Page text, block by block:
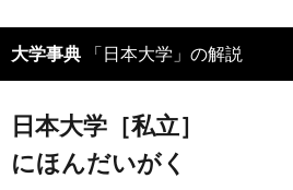
大学事典 「日本大学」の解説
日本大学［私立］
にほんだいがく